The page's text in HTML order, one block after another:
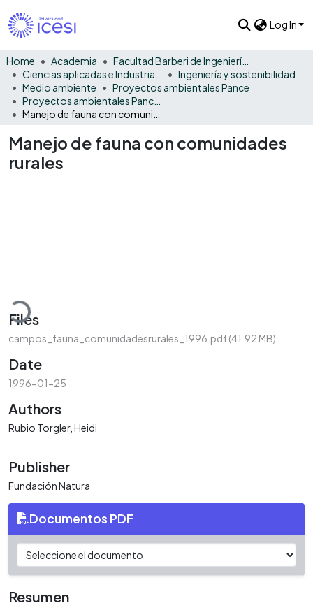
Log In
Home Academia
Facultad Barberi de Ingeniería, Diseño y Ciencias Aplicadas
Ingeniería y sostenibilidad
Medio ambiente
Proyectos ambientales Pance
Manejo de fauna con comunidades
rurales
Loading...
Files
campos_fauna_comunidadesrurales_1996.pdf(41.92 MB)
Date
1996-01-25
Authors
Rubio Torgler, Heidi
Publisher
Fundación Natura
Documentos PDF
Resumen